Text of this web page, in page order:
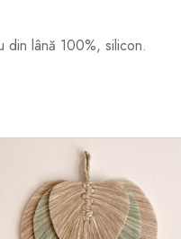
lână 100%, silicon.